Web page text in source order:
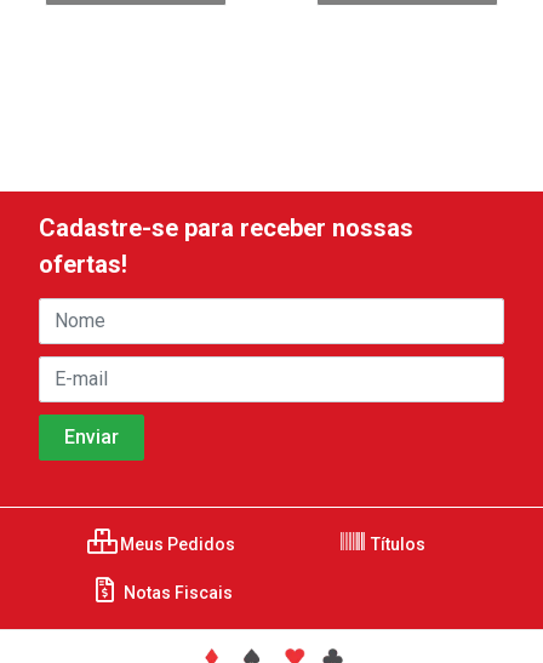
Cadastre-se para receber nossas
ofertas!
Meus Pedidos Títulos
Notas Fiscais